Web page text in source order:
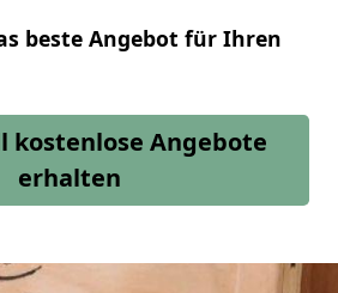
beste Angebot für Ihren
kostenlose Angebote
erhalten